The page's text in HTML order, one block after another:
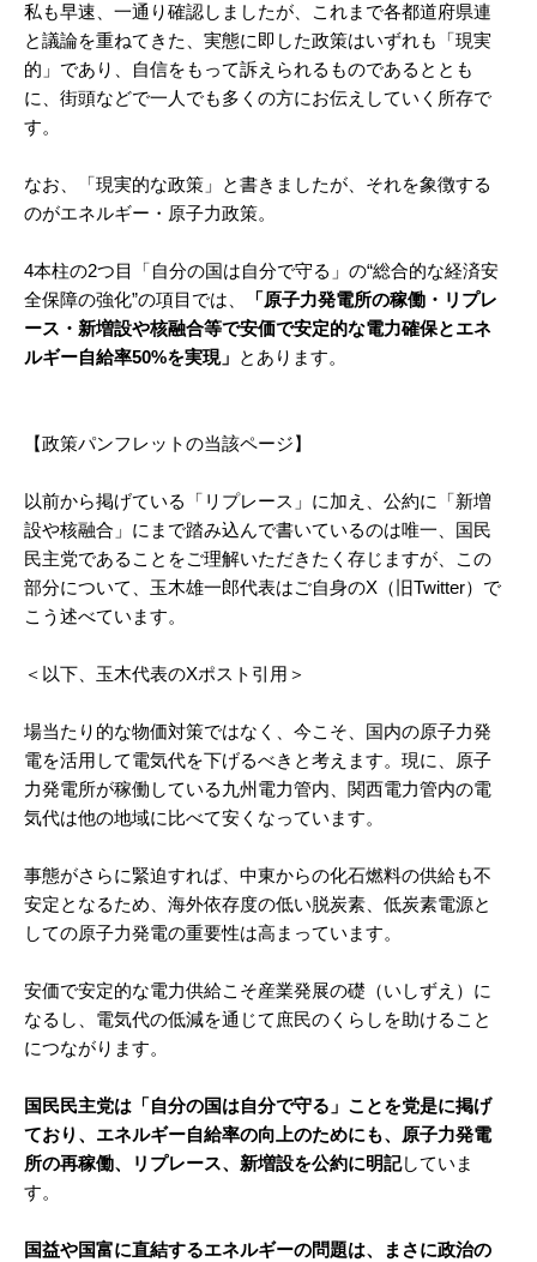
私も早速、一通り確認しましたが、これまで各都道府県連
と議論を重ねてきた、実態に即した政策はいずれも「現実
的」であり、自信をもって訴えられるものであるととも
に、街頭などで一人でも多くの方にお伝えしていく所存で
す。
なお、「現実的な政策」と書きましたが、それを象徴する
のがエネルギー・原子力政策。
4本柱の2つ目「自分の国は自分で守る」の“総合的な経済安
全保障の強化”の項目では、
「原子力発電所の稼働・リプレ
ース・新増設や核融合等で安価で安定的な電力確保とエネ
ルギー自給率50%を実現」 とあります。
【政策パンフレットの当該ページ】
以前から掲げている「リプレース」に加え、公約に「新増
設や核融合」にまで踏み込んで書いているのは唯一、国民
民主党であることをご理解いただきたく存じますが、この
部分について、玉木雄一郎代表はご自身のX（旧Twitter）で
こう述べています。
＜以下、玉木代表のXポスト引用＞
場当たり的な物価対策ではなく、今こそ、国内の原子力発
電を活用して電気代を下げるべきと考えます。現に、原子
力発電所が稼働している九州電力管内、関西電力管内の電
気代は他の地域に比べて安くなっています。
事態がさらに緊迫すれば、中東からの化石燃料の供給も不
安定となるため、海外依存度の低い脱炭素、低炭素電源と
しての原子力発電の重要性は高まっています。
安価で安定的な電力供給こそ産業発展の礎（いしずえ）に
なるし、電気代の低減を通じて庶民のくらしを助けること
につながります。
国民民主党は「自分の国は自分で守る」ことを党是に掲げ
ており、エネルギー自給率の向上のためにも、原子力発電
所の再稼働、リプレース、新増設を公約に明記していま
す。
国益や国富に直結するエネルギーの問題は、まさに政治の